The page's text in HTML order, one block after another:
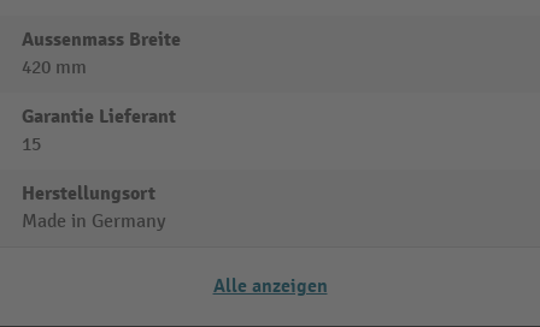
Aussenmass Breite
420 mm
Garantie Lieferant
15
Herstellungsort
Made in Germany
Alle anzeigen